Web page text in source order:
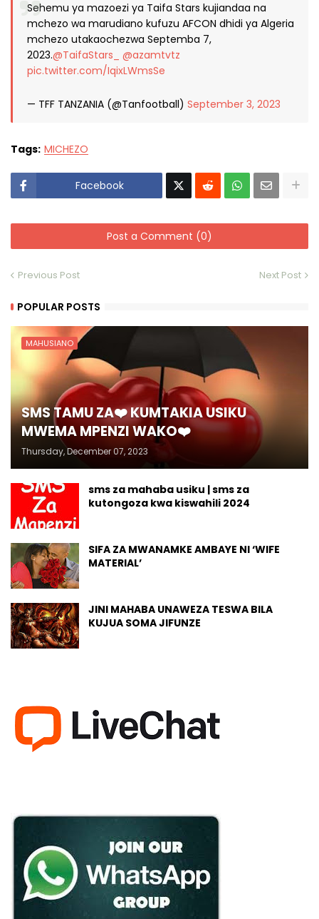
Sehemu ya mazoezi ya Taifa Stars kujiandaa na
mchezo wa marudiano kufuzu AFCON dhidi ya Algeria
mchezo utakaochezwa Septemba 7,
2023.@TaifaStars_
@azamtvtz
pic.twitter.com/IqixLWmsSe
— TFF TANZANIA (@Tanfootball) September 3, 2023
Tags: MICHEZO
Facebook
Post a Comment (0)
Previous Post Next Post
POPULAR POSTS
MAHUSIANO
SMS TAMU ZA❤️ KUMTAKIA USIKU
MWEMA MPENZI WAKO❤️
Thursday, December 07, 2023
sms za mahaba usiku | sms za
kutongoza kwa kiswahili 2024
SIFA ZA MWANAMKE AMBAYE NI ‘WIFE
MATERIAL’
JINI MAHABA UNAWEZA TESWA BILA
KUJUA SOMA JIFUNZE